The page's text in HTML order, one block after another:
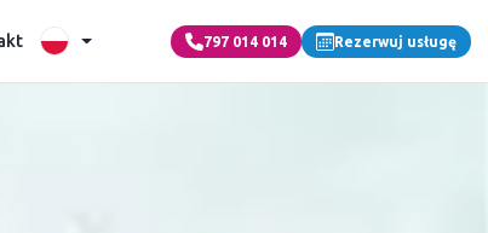
797 014 014 Rezerwuj usługę